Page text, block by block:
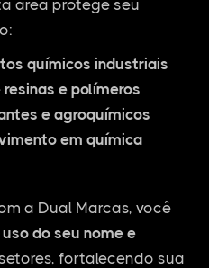
área protege seu
químicos industriais
resinas e polímeros
e agroquímicos
em química
a Dual Marcas, você
do seu nome e
fortalecendo sua